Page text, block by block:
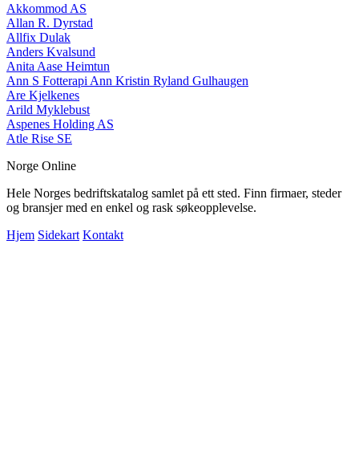
Akkommod AS
Allan R. Dyrstad
Allfix Dulak
Anders Kvalsund
Anita Aase Heimtun
Ann S Fotterapi Ann Kristin Ryland Gulhaugen
Are Kjelkenes
Arild Myklebust
Aspenes Holding AS
Atle Rise SE
Norge Online
Hele Norges bedriftskatalog samlet på ett sted. Finn firmaer, steder
og bransjer med en enkel og rask søkeopplevelse.
Hjem Sidekart Kontakt